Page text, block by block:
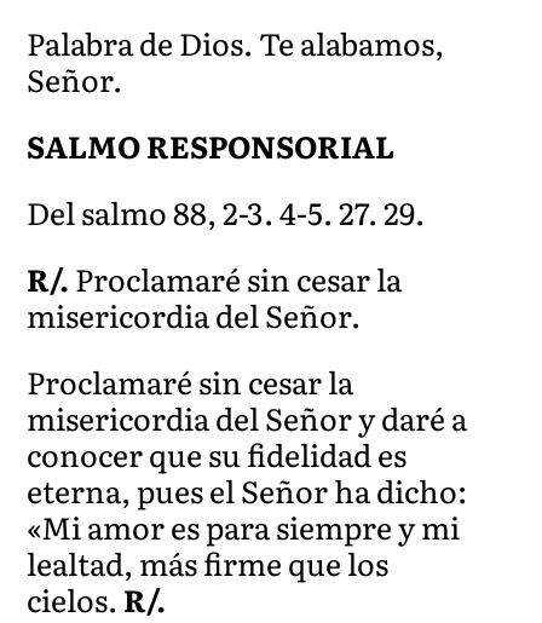
Palabra de Dios. Te alabamos,
Señor.
SALMO RESPONSORIAL
Del salmo 88, 2-3. 4-5. 27. 29.
R/.Proclamaré sin cesar la
misericordia del Señor.
Proclamaré sin cesar la
misericordia del Señor y daré a
conocer que su fidelidad es
eterna, pues el Señor ha dicho:
«Mi amor es para siempre y mi
lealtad, más firme que los
cielos. R/.